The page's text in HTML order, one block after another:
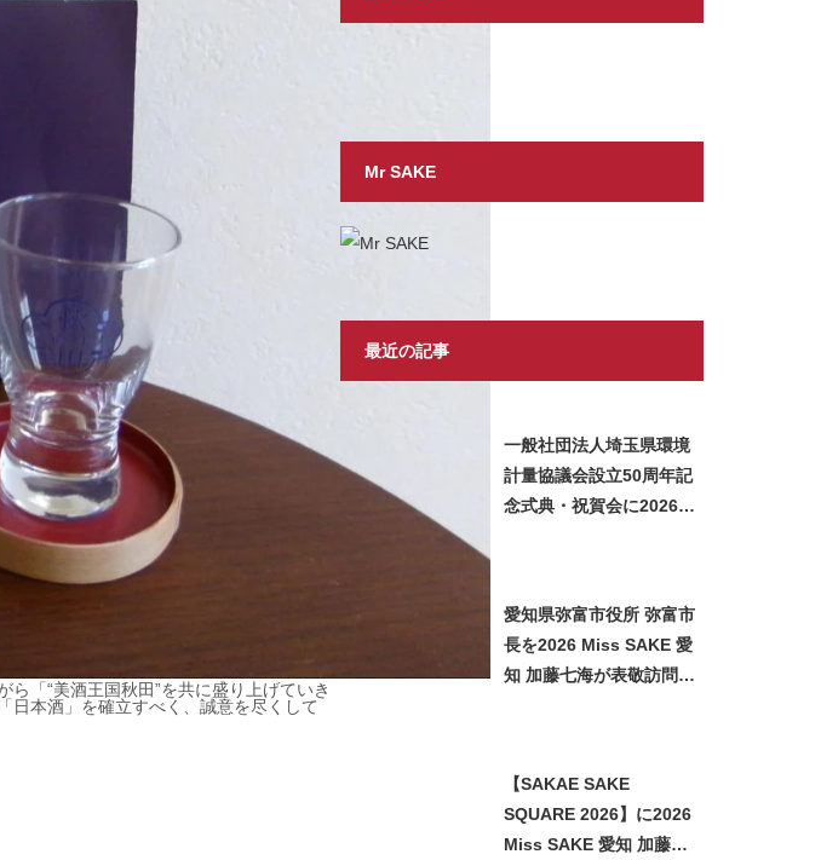
「“美酒王国秋田”を共に盛り上げていき
日本酒」を確立すべく、誠意を尽くして
Mr SAKE
最近の記事
一般社団法人埼玉県環境
計量協議会設立50周年記
念式典・祝賀会に2026
愛知県弥富市役所 弥富市
長を2026 Miss SAKE 愛
知 加藤七海が表敬訪問い
【SAKAE SAKE
SQUARE 2026】に2026
Miss SAKE 愛知 加藤七